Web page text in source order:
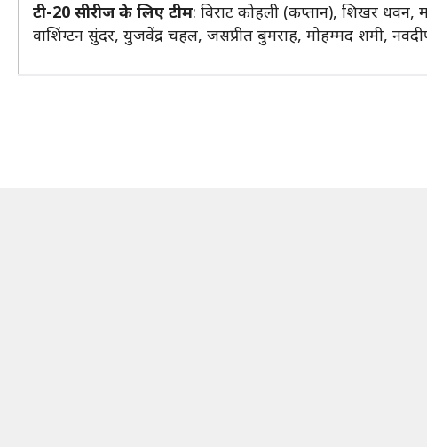
टी-20 सीरीज के लिए टीम: विराट कोहली (कप्तान), शिखर
वाशिंग्टन सुंदर, युजवेंद्र चहल, जसप्रीत बुमराह, मोहम्मद शमी,